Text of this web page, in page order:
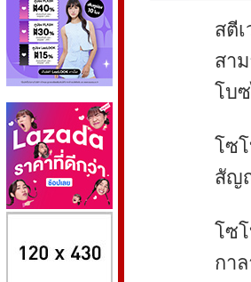
สตี
สา
โบ
โซ
สัญ
โซ
กา